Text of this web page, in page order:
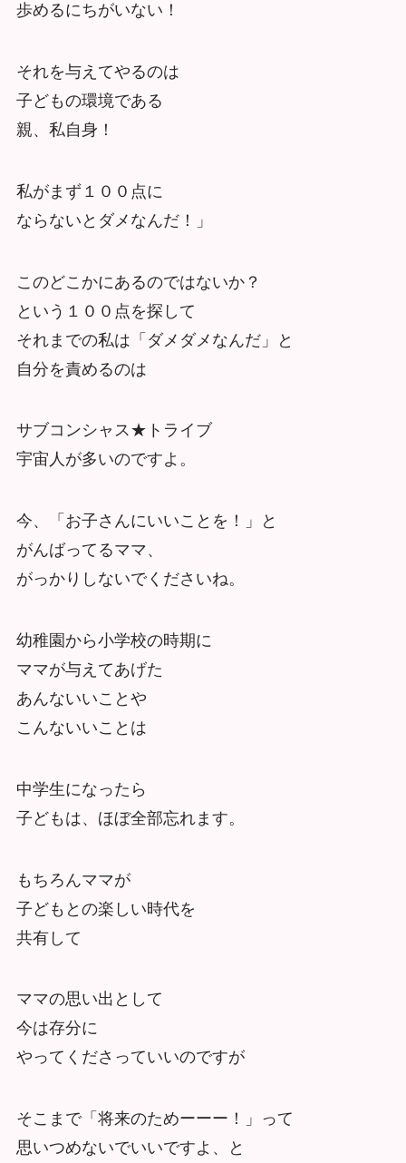
歩めるにちがいない！
それを与えてやるのは
子どもの環境である
親、私自身！
私がまず１００点に
ならないとダメなんだ！」
このどこかにあるのではないか？
という１００点を探して
それまでの私は「ダメダメなんだ」と
自分を責めるのは
サブコンシャス★トライブ
宇宙人が多いのですよ。
今、「お子さんにいいことを！」と
がんばってるママ、
がっかりしないでくださいね。
幼稚園から小学校の時期に
ママが与えてあげた
あんないいことや
こんないいことは
中学生になったら
子どもは、ほぼ全部忘れます。
もちろんママが
子どもとの楽しい時代を
共有して
ママの思い出として
今は存分に
やってくださっていいのですが
そこまで「将来のためーーー！」って
思いつめないでいいですよ、と